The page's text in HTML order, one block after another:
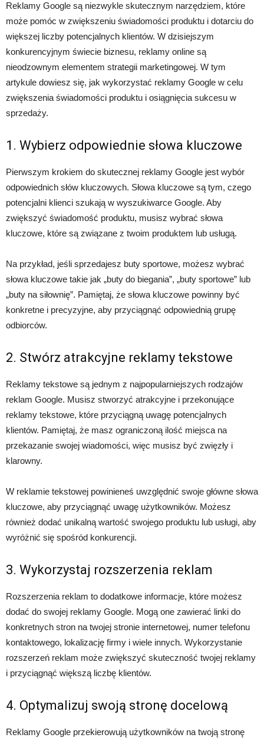
Reklamy Google są niezwykle skutecznym narzędziem, które
może pomóc w zwiększeniu świadomości produktu i dotarciu do
większej liczby potencjalnych klientów. W dzisiejszym
konkurencyjnym świecie biznesu, reklamy online są
nieodzownym elementem strategii marketingowej. W tym
artykule dowiesz się, jak wykorzystać reklamy Google w celu
zwiększenia świadomości produktu i osiągnięcia sukcesu w
sprzedaży.
1. Wybierz odpowiednie słowa kluczowe
Pierwszym krokiem do skutecznej reklamy Google jest wybór
odpowiednich słów kluczowych. Słowa kluczowe są tym, czego
potencjalni klienci szukają w wyszukiwarce Google. Aby
zwiększyć świadomość produktu, musisz wybrać słowa
kluczowe, które są związane z twoim produktem lub usługą.
Na przykład, jeśli sprzedajesz buty sportowe, możesz wybrać
słowa kluczowe takie jak „buty do biegania”, „buty sportowe” lub
„buty na siłownię”. Pamiętaj, że słowa kluczowe powinny być
konkretne i precyzyjne, aby przyciągnąć odpowiednią grupę
odbiorców.
2. Stwórz atrakcyjne reklamy tekstowe
Reklamy tekstowe są jednym z najpopularniejszych rodzajów
reklam Google. Musisz stworzyć atrakcyjne i przekonujące
reklamy tekstowe, które przyciągną uwagę potencjalnych
klientów. Pamiętaj, że masz ograniczoną ilość miejsca na
przekazanie swojej wiadomości, więc musisz być zwięzły i
klarowny.
W reklamie tekstowej powinieneś uwzględnić swoje główne słowa
kluczowe, aby przyciągnąć uwagę użytkowników. Możesz
również dodać unikalną wartość swojego produktu lub usługi, aby
wyróżnić się spośród konkurencji.
3. Wykorzystaj rozszerzenia reklam
Rozszerzenia reklam to dodatkowe informacje, które możesz
dodać do swojej reklamy Google. Mogą one zawierać linki do
konkretnych stron na twojej stronie internetowej, numer telefonu
kontaktowego, lokalizację firmy i wiele innych. Wykorzystanie
rozszerzeń reklam może zwiększyć skuteczność twojej reklamy
i przyciągnąć większą liczbę klientów.
4. Optymalizuj swoją stronę docelową
Reklamy Google przekierowują użytkowników na twoją stronę